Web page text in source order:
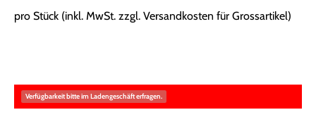
pro Stück (inkl. MwSt. zzgl. Versandkosten für Grossartikel)
Verfügbarkeit bitte im Ladengeschäft erfragen.